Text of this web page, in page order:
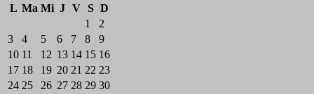
L Ma Mi J V S D
1
2
3
4 5 6 7 8
9
10 11 12 13 14 15 16
17 18 19 20 21 22 23
24 25 26 27 28 29 30